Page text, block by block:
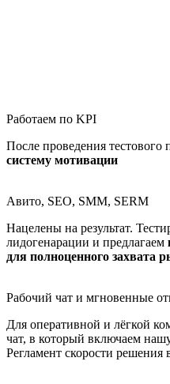
Работаем по KPI
После проведения
систему мотивации
Авито, SEO, SMM, SERM
Нацелены на результат.
лидогенарации и предлагаем
для полноценного захвата
Рабочий чат и мгновенные
Для оперативной и лёгкой
чат, в который включаем
Регламент скорости